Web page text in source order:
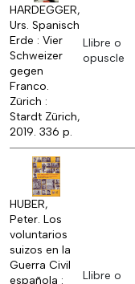
HARDEGGER,
Urs. Spanisch
Erde : Vier
Schweizer
gegen
Franco.
Zürich :
Stardt Zürich,
2019. 336 p.
Llibre o
opuscle
HUBER,
Peter. Los
voluntarios
suizos en la
Guerra Civil
española :
Llibre o